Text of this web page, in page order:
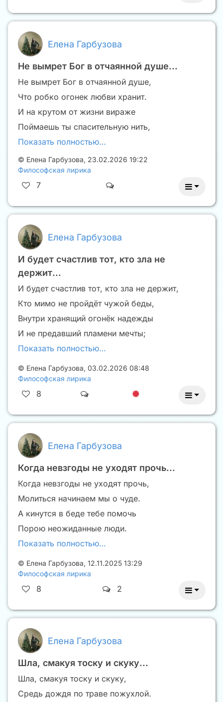
Елена Гарбузова
Не вымрет Бог в отчаянной душе...
Не вымрет Бог в отчаянной душе,
Что робко огонек любви хранит.
И на крутом от жизни вираже
Поймаешь ты спасительную нить,
Показать полностью…
© Елена Гарбузова, 23.02.2026 19:22
Философская лирика
7
Елена Гарбузова
И будет счастлив тот, кто зла не
держит...
И будет счастлив тот, кто зла не держит,
Кто мимо не пройдëт чужой беды,
Внутри хранящий огонëк надежды
И не предавший пламени мечты;
Показать полностью…
© Елена Гарбузова, 03.02.2026 08:48
Философская лирика
8
Елена Гарбузова
Когда невзгоды не уходят прочь...
Когда невзгоды не уходят прочь,
Молиться начинаем мы о чуде.
А кинутся в беде тебе помочь
Порою неожиданные люди.
Показать полностью…
© Елена Гарбузова, 12.11.2025 13:29
Философская лирика
8 2
Елена Гарбузова
Шла, смакуя тоску и скуку...
Шла, смакуя тоску и скуку,
Средь дождя по траве пожухлой.